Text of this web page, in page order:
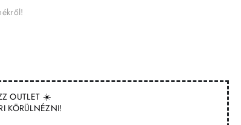
OUTLET ☀️
KÖRÜLNÉZNI!